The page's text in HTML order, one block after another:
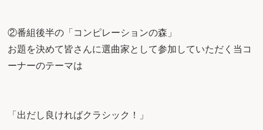
②番組後半の「コンピレーションの森」
お題を決めて皆さんに選曲家として参加していただく当コ
ーナーのテーマは
「出だし良ければクラシック！」